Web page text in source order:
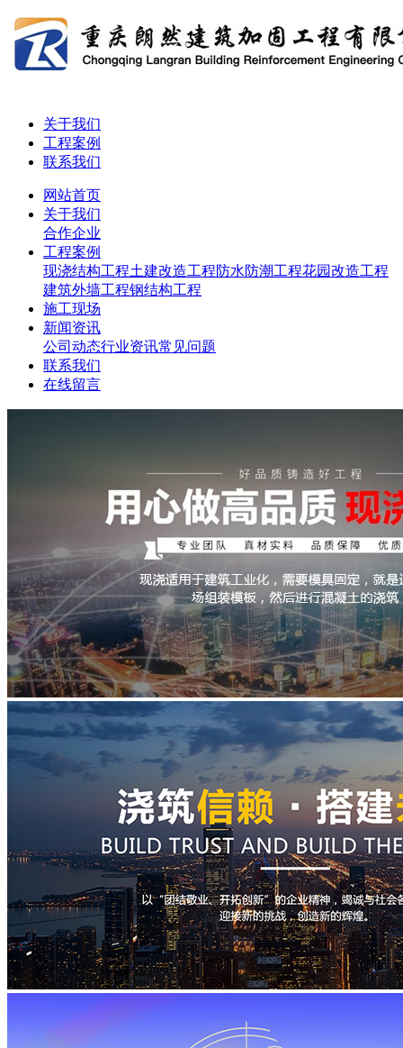
关于我们
工程案例
联系我们
网站首页
关于我们
合作企业
工程案例
现浇结构工程土建改造工程防水防潮工程花园改造工程
建筑外墙工程钢结构工程
施工现场
新闻资讯
公司动态行业资讯常见问题
联系我们
在线留言